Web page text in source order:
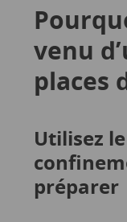
venu
places
Utilisez
préparer